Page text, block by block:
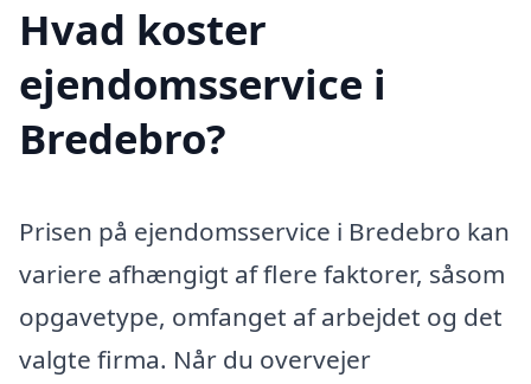
Hvad koster
ejendomsservice i
Bredebro?
Prisen på ejendomsservice i Bredebro kan
variere afhængigt af flere faktorer, såsom
opgavetype, omfanget af arbejdet og det
valgte firma. Når du overvejer